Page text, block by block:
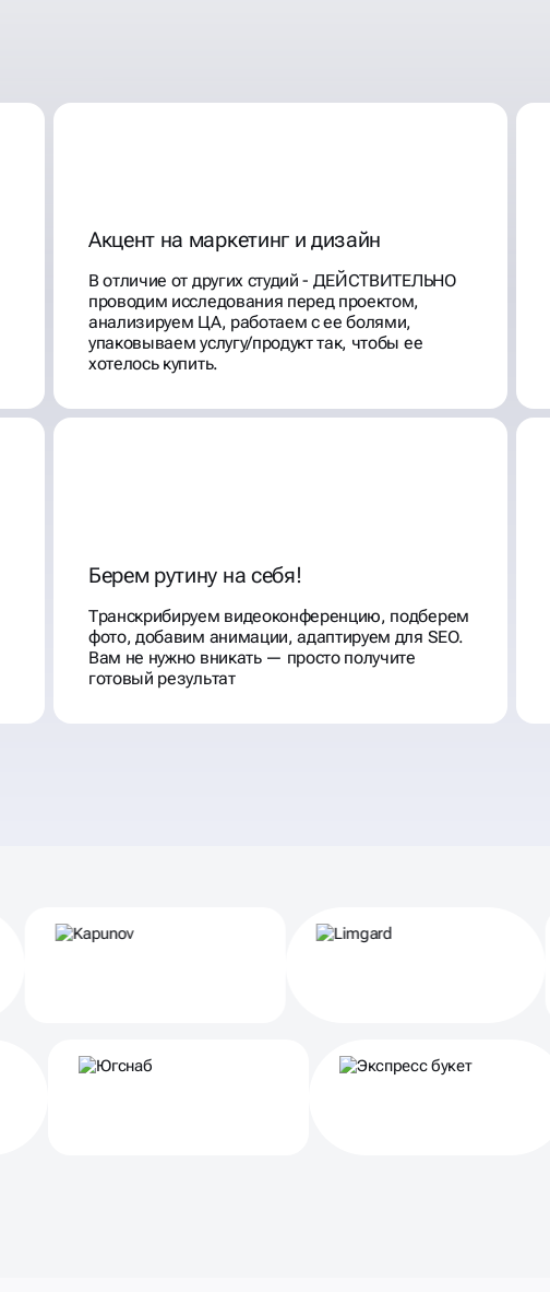
Акцент на маркетинг и дизайн
В отличие от других студий - ДЕЙСТВИТЕЛЬНО
проводим исследования перед проектом,
анализируем ЦА, работаем с ее болями,
упаковываем услугу/продукт так, чтобы ее
хотелось купить.
Берем рутину на себя!
Транскрибируем видеоконференцию, подберем
фото, добавим анимации, адаптируем для SEO.
Вам не нужно вникать — просто получите
готовый результат